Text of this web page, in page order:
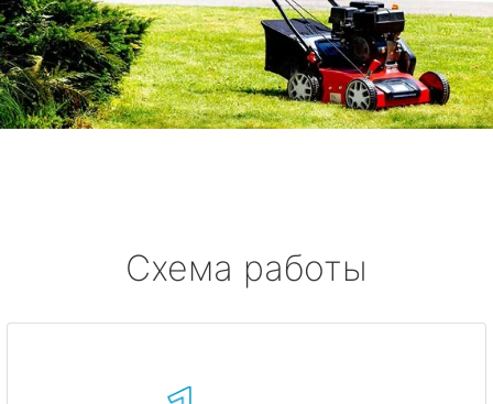
Схема работы